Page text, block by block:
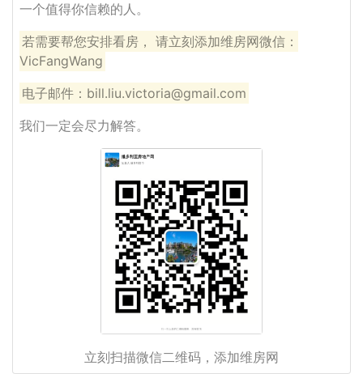
一个值得你信赖的人。
若需要帮您安排看房， 请立刻添加维房网微信：
VicFangWang
电子邮件：bill.liu.victoria@gmail.com
我们一定会尽力解答。
立刻扫描微信二维码，添加维房网